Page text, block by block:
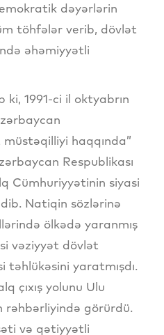
dəyərlərin
töhfələr verib, dövlət
əhəmiyyətli
ki, 1991-ci il oktyabrın
müstəqilliyi haqqında”
Respublikası
Cümhuriyyətinin siyasi
Natiqin sözlərinə
ölkədə yaranmış
vəziyyət dövlət
yaratmışdı.
çıxış yolunu Ulu
rəhbərliyində görürdü.
və qətiyyətli